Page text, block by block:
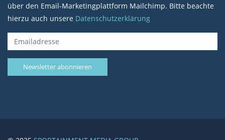
über den Email-Marketingplattform Mailchimp. Bitte beachte
hierzu auch unsere Datenschutzerklärung